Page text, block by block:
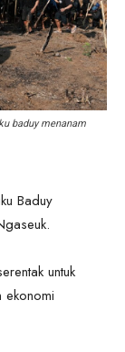
baduy menanam
Baduy
untuk
ekonomi